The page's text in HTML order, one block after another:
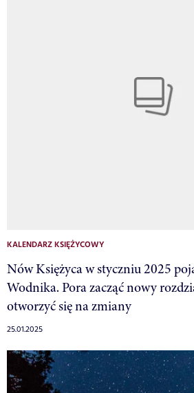
KALENDARZ KSIĘŻYCOWY
Nów Księżyca w styczniu 2025
Wodnika. Pora zacząć nowy
otworzyć się na zmiany
25.01.2025